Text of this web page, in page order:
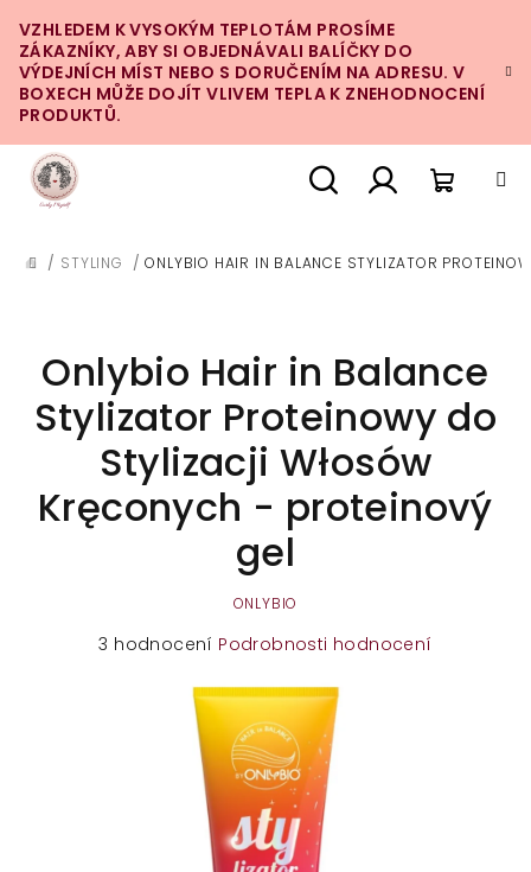
na
obsah
VZHLEDEM K VYSOKÝM TEPLOTÁM PROSÍME
ZÁKAZNÍKY, ABY SI OBJEDNÁVALI BALÍČKY DO
VÝDEJNÍCH MÍST NEBO S DORUČENÍM NA ADRESU. V
BOXECH MŮŽE DOJÍT VLIVEM TEPLA K ZNEHODNOCENÍ
PRODUKTŮ.
DOMŮ
/ STYLING / ONLYBIO HAIR IN BALANCE STYLIZATOR
Onlybio Hair in Balance
Stylizator Proteinowy do
Stylizacji Włosów
Kręconych - proteinový
gel
ONLYBIO
Průměrné
3 hodnocení Podrobnosti hodnocení